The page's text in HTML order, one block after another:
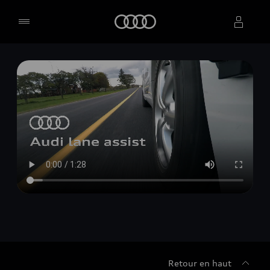
Sélectionner un concessionnaire
Retour en haut